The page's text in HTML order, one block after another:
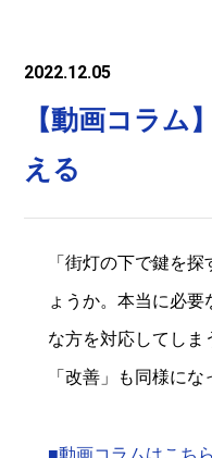
2022.12.05
【動画コラム
える
「街灯の下で鍵を
ょうか。本当に必
な方を対応してしま
「改善」も同様に
■動画コラムはこちら